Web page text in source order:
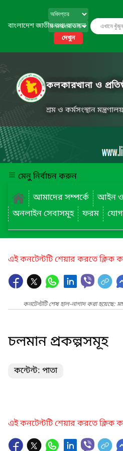
বাংলাদেশ জাতীয় তথ্য বাতায়ন
দেখুন
কলকারখানা ও
শ্রম ও কর্মসংস্থান মন্ত্রণালয়
মেনু নির্বাচন করুন
আমাদের সম্পর্কে
আইন ও
অনলাইন সেবাসমূহ
ফরম
এই কনটেন্টটি শেয়ার করতে ক্লিক
কনটেন্টটি শেষ হাল-নাগাদ করা হয়েছে:
চলমান প্রকল্পসমূহ
কন্টেন্ট: পাতা
এই কনটেন্টটি শেয়ার করতে ক্লিক